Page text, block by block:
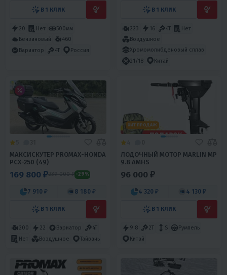
В 1 КЛИК
20 Нет
500мм
Бензиновый
460
Вариатор
4T Россия
В 1 КЛИК
223 16 4T
Нет
Воздушное
Хромомолибденовый сплав
21/18
Китай
МАКСИСКУТЕР PROMAX-HONDA
PCX-250 (49)
169 800 ₽239 000 ₽ -29%
7 910 ₽ 8 180 ₽
В 1 КЛИК
200 22 Вариатор
4T
Нет
Воздушное Тайвань
ХИТ ПРОДАЖ
ЛОДОЧНЫЙ МОТОР MARLIN MP
9.8 AMHS
96 000 ₽
4 320 ₽ 4 130 ₽
В 1 КЛИК
9.8 2T S
Румпель
Китай